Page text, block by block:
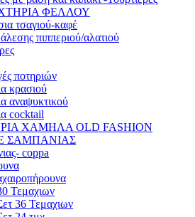
ΦΕΛΛΟΥ
τσαγιού-καφέ
πιππεριού/αλατιού
ποτηριών
κρασιού
αναψυκτικού
cocktail
ΧΑΜΗΛΑ OLD FASHION
ΣΑΜΠΑΝΙΑΣ
coppa
Τεμαχιων
36 Τεμαχιων